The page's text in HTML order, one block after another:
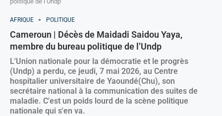
AFRIQUE POLITIQUE
Cameroun | Décès de Maidadi Saidou Yaya,
membre du bureau politique de l’Undp
L'Union nationale pour la démocratie et le progrès
(Undp) a perdu, ce jeudi, 7 mai 2026, au Centre
hospitalier universitaire de Yaoundé(Chu), son
secrétaire national à la communication des suites de
maladie. C'est un poids lourd de la scène politique
nationale qui s'en va.